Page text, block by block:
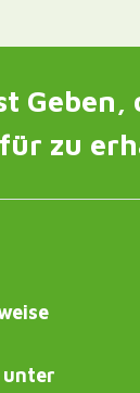
Geben,
zu
unter